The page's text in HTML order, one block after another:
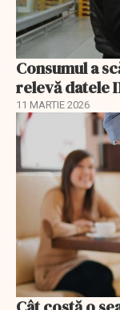
Consumul a
relevă datele
11 MARTIE 2026